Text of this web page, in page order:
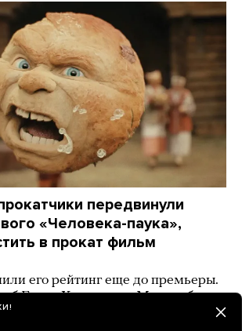
передвинули
«Человека-паука»,
в прокат фильм
его рейтинг еще до премьеры.
Гарик Харламов: «Мне глубоко
паука, я Бэтмена люблю!»